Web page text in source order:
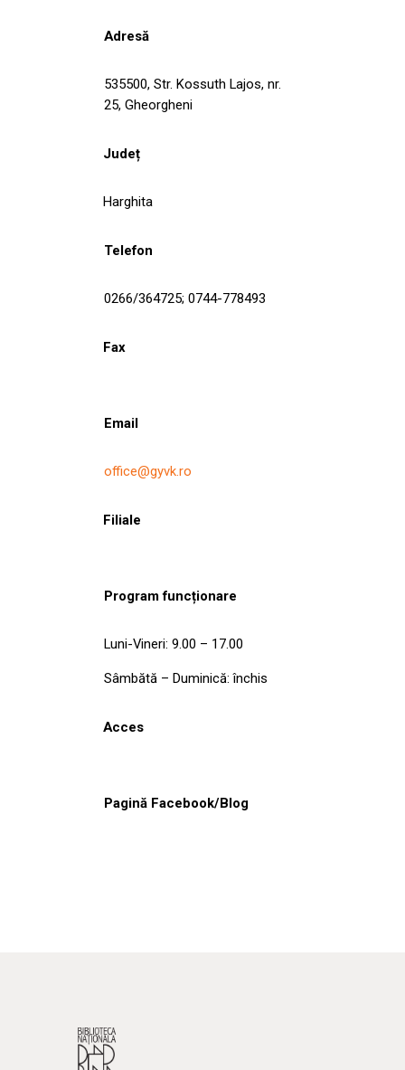
Adresă
535500, Str. Kossuth Lajos, nr.
25, Gheorgheni
Județ
Harghita
Telefon
0266/364725; 0744-778493
Fax
Email
office@gyvk.ro
Filiale
Program funcționare
Luni-Vineri: 9.00 – 17.00
Sâmbătă – Duminică: închis
Acces
Pagină Facebook/Blog